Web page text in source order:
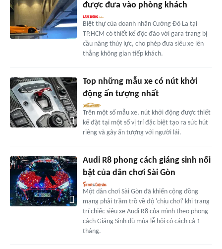
được đưa vào phòng khách
Biệt thự của doanh nhân Cường Đô La tại
TP.HCM có thiết kế độc đáo với gara trang bị
cầu nâng thủy lực, cho phép đưa siêu xe lên
thẳng không gian tiếp khách.
Top những mẫu xe có nút khởi
động ấn tượng nhất
Trên một số mẫu xe, nút khởi động được thiết
kế đặt tại một số vị trí đặc biệt tạo ra sức hút
riêng và gây ấn tượng với người lái.
Audi R8 phong cách giáng sinh nổi
bật của dân chơi Sài Gòn
Một dân chơi Sài Gòn đã khiến cộng đồng
mạng phải trầm trồ về độ 'chịu chơi' khi trang
trí chiếc siêu xe Audi R8 của mình theo phong
cách Giáng Sinh dù mùa lễ hội có cách cả 1
tháng.